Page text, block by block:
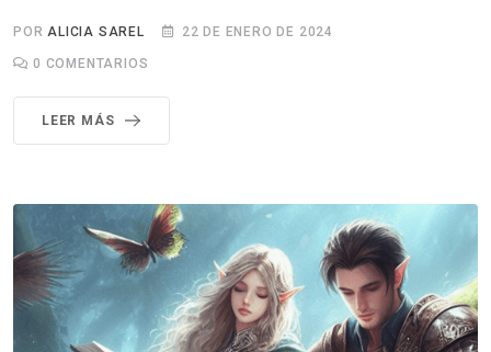
POR ALICIA SAREL 22 DE ENERO DE 2024
0 COMENTARIOS
LEER MÁS